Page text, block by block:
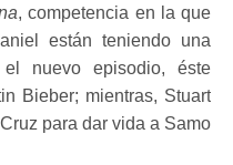
, competencia en la que
están teniendo una
nuevo episodio, éste
Bieber; mientras, Stuart
para dar vida a Samo